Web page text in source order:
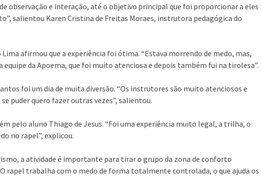
observação e interação, até o objetivo principal que foi proporcionar a eles
salientou Karen Cristina de Freitas Moraes, instrutora pedagógica do
Lima afirmou que a experiência foi ótima. “Estava morrendo de medo, mas,
equipe da Apoema, que foi muito atenciosa e depois também fui na tirolesa”.
foi um dia de muita diversão. “Os instrutores são muito atenciosos e
puder quero fazer outras vezes”, salientou.
pelo aluno Thiago de Jesus. “Foi uma experiência muito legal, a trilha, o
no rapel”, explicou.
a atividade é importante para tirar o grupo da zona de conforto
rapel trabalha com o medo de forma totalmente controlada, o que ajuda os